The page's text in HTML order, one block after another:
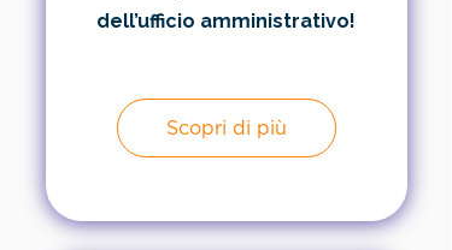
dell’ufficio amministrativo!
Scopri di più